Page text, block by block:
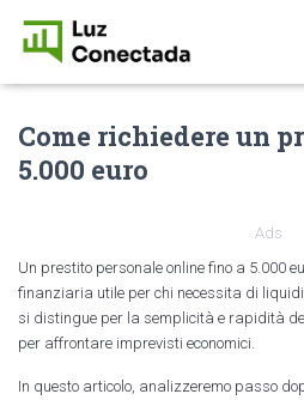
Come richiedere un
5.000 euro
Ads
Un prestito personale online fino a 5.000
finanziaria utile per chi necessita di
si distingue per la semplicità e rapidità
per affrontare imprevisti economici.
In questo articolo, analizzeremo passo